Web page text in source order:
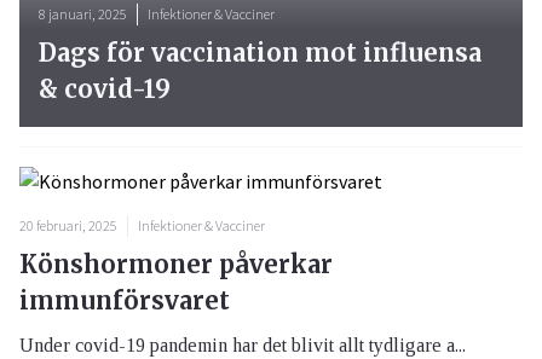
20 februari, 2025 Infektioner & Vacciner
Könshormoner påverkar
immunförsvaret
Under covid-19 pandemin har det blivit allt tydligare a...
8 januari, 2025 Infektioner & Vacciner
Dags för vaccination mot influensa
& covid-19